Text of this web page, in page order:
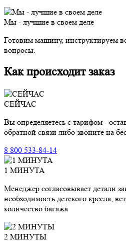
Мы - лучшие в своем деле
Готовим машину, инструктируем
вопросы.
Как происходит заказ
СЕЙЧАС
Вы определяетесь с тарифом -
обратной связи либо звоните на
8 800 533-84-14
1 МИНУТА
Менеджер согласовывает детали
необходимость детского кресла,
количество багажа
2 МИНУТЫ